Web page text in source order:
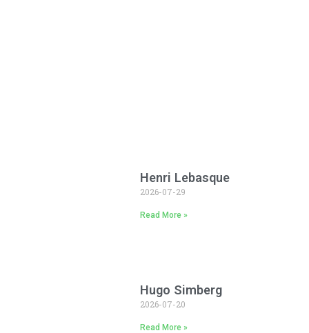
Henri Lebasque
2026-07-29
Read More »
Hugo Simberg
2026-07-20
Read More »